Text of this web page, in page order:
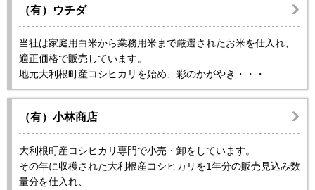
（有）ウチダ
当社は家庭用白米から業務用米まで厳選されたお米を仕入れ、
適正価格で販売しています。
地元大利根町産コシヒカリを始め、彩のかがやき・・・
（有）小林商店
大利根町産コシヒカリ専門で小売・卸をしています。
その年に収穫された大利根産コシヒカリを1年分の販売見込み数
量分を仕入れ、